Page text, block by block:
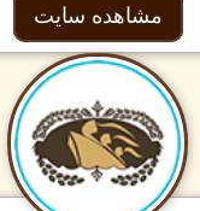
مشاهده سایت